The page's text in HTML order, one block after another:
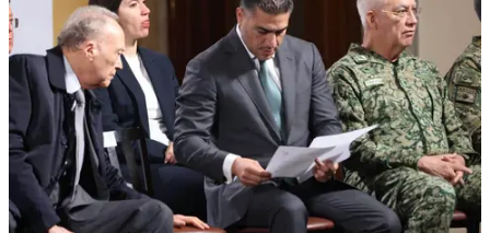
RECIENTE
A la baja homicidios dolosos:
febrero, el mes con menos
casos